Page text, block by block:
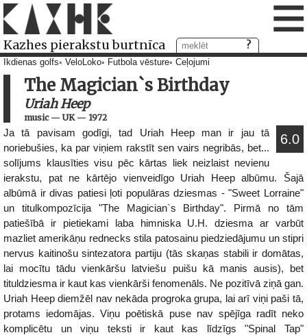
Kazhes pierakstu burtnīca ≡
Ikdienas golfs VeloLoko Futbola vēsture Ceļojumi
The Magician`s Birthday
Uriah Heep
music— UK— 1972
6.0
Ja tā pavisam godīgi, tad Uriah Heep man ir jau tā
noriebušies, ka par viņiem rakstīt sen vairs negribās, bet...
solījums klausīties visu pēc kārtas liek neizlaist nevienu
ierakstu, pat ne kārtējo vienveidīgo Uriah Heep albūmu. Šajā
albūmā ir divas patiesi ļoti populāras dziesmas - "Sweet Lorraine"
un titulkompozīcija "The Magician`s Birthday". Pirmā no tām
patiešībā ir pietiekami laba himniska U.H. dziesma ar varbūt
mazliet amerikāņu rednecks stila patosainu piedziedājumu un stipri
nervus kaitinošu sintezatora partiju (tās skaņas stabili ir domātas,
lai mocītu tādu vienkāršu latviešu puišu kā manis ausis), bet
tituldziesma ir kaut kas vienkārši fenomenāls. Ne pozitīvā ziņā gan.
Uriah Heep diemžēl nav nekāda progroka grupa, lai arī viņi paši tā,
protams iedomājas. Viņu poētiskā puse nav spējīga radīt neko
komplicētu un viņu teksti ir kaut kas līdzīgs "Spinal Tap"